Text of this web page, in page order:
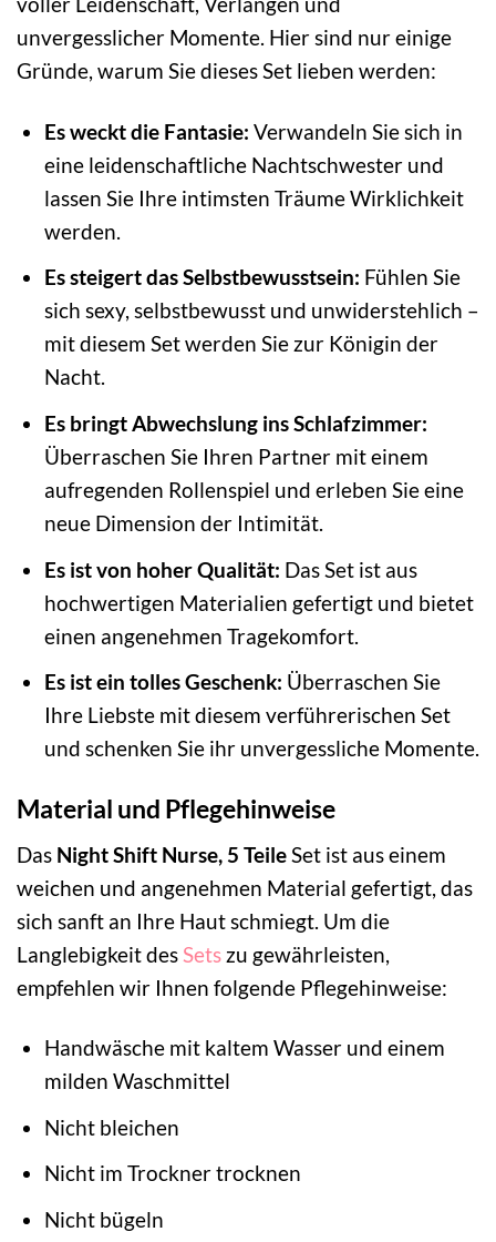
unvergesslicher Momente. Hier sind nur einige
Gründe, warum Sie dieses Set lieben werden:
Es weckt die Fantasie: Verwandeln Sie sich in
eine leidenschaftliche Nachtschwester und
lassen Sie Ihre intimsten Träume Wirklichkeit
werden.
Es steigert das Selbstbewusstsein: Fühlen Sie
sich sexy, selbstbewusst und unwiderstehlich –
mit diesem Set werden Sie zur Königin der
Nacht.
Es bringt Abwechslung ins Schlafzimmer:
Überraschen Sie Ihren Partner mit einem
aufregenden Rollenspiel und erleben Sie eine
neue Dimension der Intimität.
Es ist von hoher Qualität: Das Set ist aus
hochwertigen Materialien gefertigt und bietet
einen angenehmen Tragekomfort.
Es ist ein tolles Geschenk: Überraschen Sie
Ihre Liebste mit diesem verführerischen Set
und schenken Sie ihr unvergessliche Momente.
Material und Pflegehinweise
Das Night Shift Nurse, 5 Teile Set ist aus einem
weichen und angenehmen Material gefertigt, das
sich sanft an Ihre Haut schmiegt. Um die
Langlebigkeit des Sets zu gewährleisten,
empfehlen wir Ihnen folgende Pflegehinweise:
Handwäsche mit kaltem Wasser und einem
milden Waschmittel
Nicht bleichen
Nicht im Trockner trocknen
Nicht bügeln